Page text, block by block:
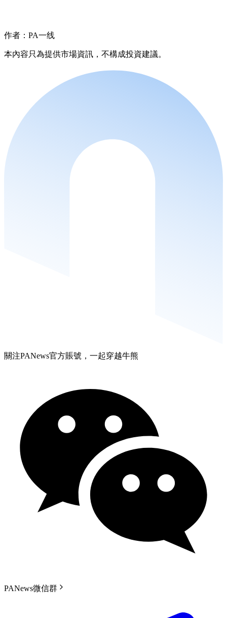
作者：PA一线
本內容只為提供市場資訊，不構成投資建議。
關注PANews官方賬號，一起穿越牛熊
PANews微信群